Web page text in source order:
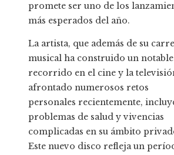
promete ser uno de los
más esperados del año.
La artista, que además de su
musical ha construido un notable
recorrido en el cine y la
afrontado numerosos retos
personales recientemente,
problemas de salud y vivencias
complicadas en su ámbito
Este nuevo disco refleja un